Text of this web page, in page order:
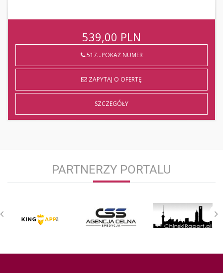
539,00 PLN
517...POKAŻ NUMER
ZAPYTAJ O OFERTĘ
SZCZEGÓŁY
PARTNERZY PORTALU